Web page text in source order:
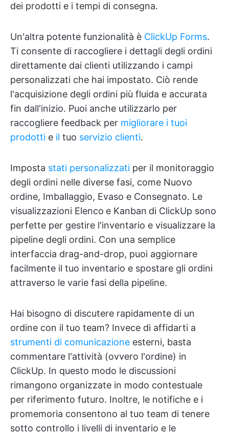
dei prodotti e i tempi di consegna.
Un'altra potente funzionalità è ClickUp Forms.
Ti consente di raccogliere i dettagli degli ordini
direttamente dai clienti utilizzando i campi
personalizzati che hai impostato. Ciò rende
l'acquisizione degli ordini più fluida e accurata
fin dall'inizio. Puoi anche utilizzarlo per
raccogliere feedback per migliorare i tuoi
prodotti e il tuo servizio clienti.
Imposta stati personalizzati per il monitoraggio
degli ordini nelle diverse fasi, come Nuovo
ordine, Imballaggio, Evaso e Consegnato. Le
visualizzazioni Elenco e Kanban di ClickUp sono
perfette per gestire l'inventario e visualizzare la
pipeline degli ordini. Con una semplice
interfaccia drag-and-drop, puoi aggiornare
facilmente il tuo inventario e spostare gli ordini
attraverso le varie fasi della pipeline.
Hai bisogno di discutere rapidamente di un
ordine con il tuo team? Invece di affidarti a
strumenti di comunicazione esterni, basta
commentare l'attività (ovvero l'ordine) in
ClickUp. In questo modo le discussioni
rimangono organizzate in modo contestuale
per riferimento futuro. Inoltre, le notifiche e i
promemoria consentono al tuo team di tenere
sotto controllo i livelli di inventario e le